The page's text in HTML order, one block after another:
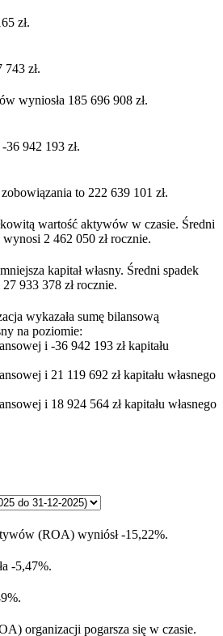
zł.
zł.
wyniosła 185 696 908 zł.
36 942 193 zł.
to 222 639 101 zł.
wartość aktywów w czasie. Średni
2 462 050 zł rocznie.
kapitał własny. Średni spadek
933 378 zł rocznie.
wykazała sumę bilansową
na poziomie:
i -36 942 193 zł kapitału
i 21 119 692 zł kapitału własnego
i 18 924 564 zł kapitału własnego
(ROA) wyniósł -15,22%.
-5,47%.
organizacji pogarsza się w czasie.